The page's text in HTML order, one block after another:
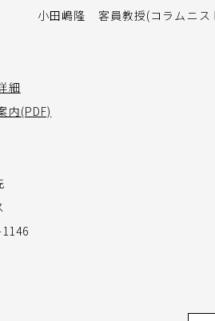
小田嶋隆 客員教授(コラムニス
細
内(PDF)